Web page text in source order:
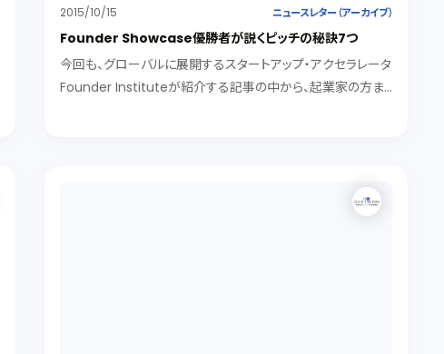
2015/10/15 ニュースレター（アーカイブ）
Founder Showcase優勝者が説くピッチの秘訣7つ
今回も、グローバルに展開するスタートアップ・アクセラレータ
Founder Instituteが紹介する記事の中から、起業家の方ま